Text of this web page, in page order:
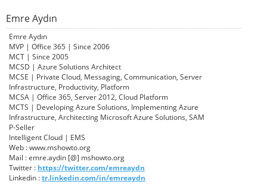
Emre Aydın
Emre Aydın
MVP | Office 365 | Since 2006
MCT | Since 2005
MCSD | Azure Solutions Architect
MCSE | Private Cloud, Messaging, Communication, Server
Infrastructure, Productivity, Platform
MCSA | Office 365, Server 2012, Cloud Platform
MCTS | Developing Azure Solutions, Implementing Azure
Infrastructure, Architecting Microsoft Azure Solutions, SAM
P-Seller
Intelligent Cloud | EMS
Web : www.mshowto.org
Mail : emre.aydin [@] mshowto.org
Twitter : https://twitter.com/emreaydn
Linkedin :tr.linkedin.com/in/emreaydn